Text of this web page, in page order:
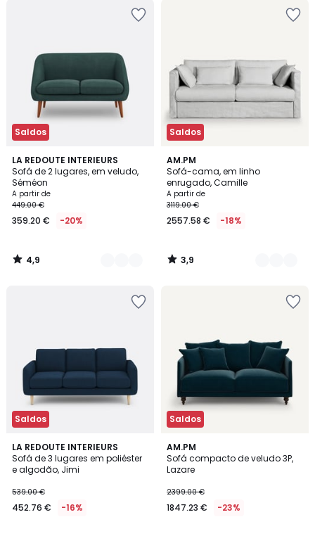
Saldos
LA REDOUTE INTERIEURS
Sofá de 2 lugares, em veludo,
Séméon
A partir de
449.00 €
359.20 € -20%
4,9
/ 5
3
Cores
4,9
/
Saldos
AM.PM
Sofá-cama, em linho
enrugado, Camille
A partir de
3119.00 €
2557.58 € -18%
3,9
/ 5
2
Cores
3,9
/
Saldos
LA REDOUTE INTERIEURS
Sofá de 3 lugares em poliéster
e algodão, Jimi
539.00 €
452.76 € -16%
4,3
/ 5
Saldos
AM.PM
Sofá compacto de veludo 3P,
Lazare
2399.00 €
1847.23 € -23%
4,7
/ 5
16
Cores